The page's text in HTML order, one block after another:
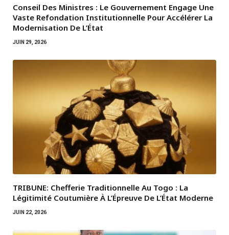
Conseil Des Ministres : Le Gouvernement Engage Une
Vaste Refondation Institutionnelle Pour Accélérer La
Modernisation De L’État
JUIN 29, 2026
TRIBUNE: Chefferie Traditionnelle Au Togo : La
Légitimité Coutumière À L’Épreuve De L’État Moderne
JUIN 22, 2026